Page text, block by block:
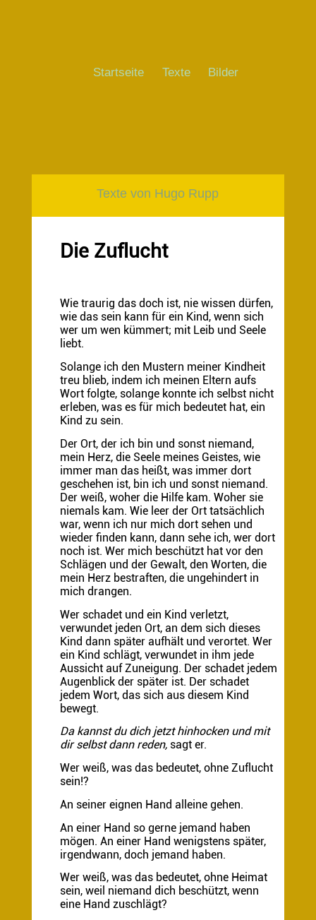
Startseite Texte Bilder
Texte von Hugo Rupp
Die Zuflucht
Wie traurig das doch ist, nie wissen dürfen,
wie das sein kann für ein Kind, wenn sich
wer um wen kümmert; mit Leib und Seele
liebt.
Solange ich den Mustern meiner Kindheit
treu blieb, indem ich meinen Eltern aufs
Wort folgte, solange konnte ich selbst nicht
erleben, was es für mich bedeutet hat, ein
Kind zu sein.
Der Ort, der ich bin und sonst niemand,
mein Herz, die Seele meines Geistes, wie
immer man das heißt, was immer dort
geschehen ist, bin ich und sonst niemand.
Der weiß, woher die Hilfe kam. Woher sie
niemals kam. Wie leer der Ort tatsächlich
war, wenn ich nur mich dort sehen und
wieder finden kann, dann sehe ich, wer dort
noch ist. Wer mich beschützt hat vor den
Schlägen und der Gewalt, den Worten, die
mein Herz bestraften, die ungehindert in
mich drangen.
Wer schadet und ein Kind verletzt,
verwundet jeden Ort, an dem sich dieses
Kind dann später aufhält und verortet. Wer
ein Kind schlägt, verwundet in ihm jede
Aussicht auf Zuneigung. Der schadet jedem
Augenblick der später ist. Der schadet
jedem Wort, das sich aus diesem Kind
bewegt.
Da kannst du dich jetzt hinhocken und mit
dir selbst dann reden, sagt er.
Wer weiß, was das bedeutet, ohne Zuflucht
sein!?
An seiner eignen Hand alleine gehen.
An einer Hand so gerne jemand haben
mögen. An einer Hand wenigstens später,
irgendwann, doch jemand haben.
Wer weiß, was das bedeutet, ohne Heimat
sein, weil niemand dich beschützt, wenn
eine Hand zuschlägt?